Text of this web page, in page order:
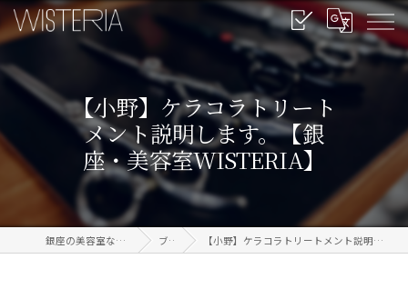
【小野】ケラコラトリート
メント説明します。【銀
座・美容室WISTERIA】
銀座の美容室なら信頼のWISTERIA ブログ 【小野】ケラコラトリートメント説明します。【銀座・美容室WISTERIA】